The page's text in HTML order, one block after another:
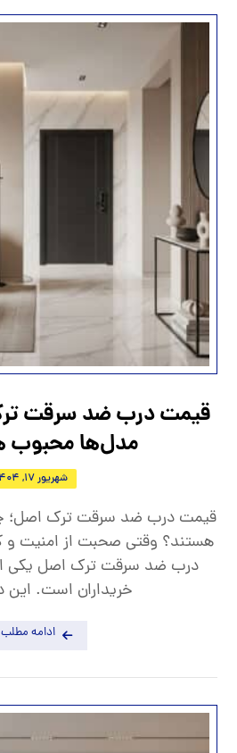
قیمت درب ضد سرقت
مدل‌ها محبوب
شهریور 17, 1404
قیمت درب ضد سرقت ترک اصل؛
هستند؟ وقتی صحبت از امنیت
درب ضد سرقت ترک اصل یکی
خریداران است.
ادامه مطلب